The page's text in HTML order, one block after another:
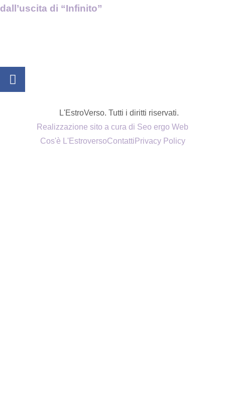
dall’uscita di “Infinito”
L'EstroVerso. Tutti i diritti riservati.
Realizzazione sito a cura di Seo ergo Web
Cos'è L'EstroversoContatti Privacy Policy